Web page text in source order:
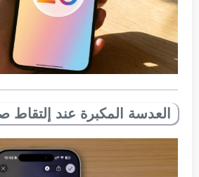
العدسة المكبرة عند